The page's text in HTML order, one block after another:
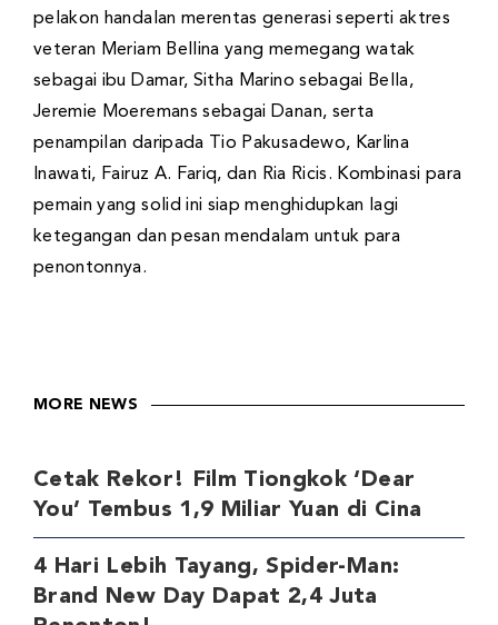
pelakon handalan merentas generasi seperti aktres
veteran Meriam Bellina yang memegang watak
sebagai ibu Damar, Sitha Marino sebagai Bella,
Jeremie Moeremans sebagai Danan, serta
penampilan daripada Tio Pakusadewo, Karlina
Inawati, Fairuz A. Fariq, dan Ria Ricis. Kombinasi para
pemain yang solid ini siap menghidupkan lagi
ketegangan dan pesan mendalam untuk para
penontonnya.
MORE NEWS
Cetak Rekor! Film Tiongkok ‘Dear
You’ Tembus 1,9 Miliar Yuan di Cina
4 Hari Lebih Tayang, Spider-Man:
Brand New Day Dapat 2,4 Juta